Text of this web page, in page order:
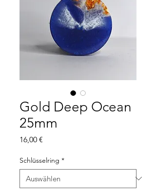
Gold Deep Ocean
25mm
16,00 €
Schlüsselring *